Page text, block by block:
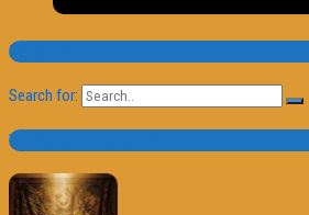
Pesquisa
Search for:
Trailer e Poster do Dia